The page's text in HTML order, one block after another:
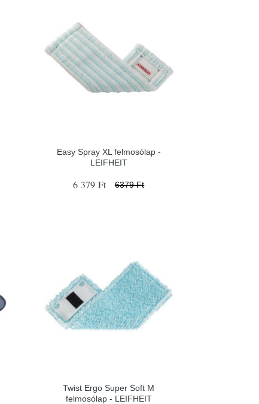
Easy Spray XL felmosólap -
LEIFHEIT
6 379 Ft 6379 Ft
Twist Ergo Super Soft M
felmosólap - LEIFHEIT